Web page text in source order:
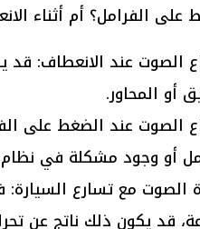
على الفرامل؟ أم أثناء
الصوت عند الانعطاف:
أو المحاور.
الصوت عند الضغط على
أو وجود مشكلة في نظام
الصوت مع تسارع
قد يكون ذلك ناتج عن